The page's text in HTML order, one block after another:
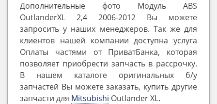
Дополнительные фото Модуль ABS
OutlanderXL 2,4 2006-2012 Вы можете
запросить у наших менеджеров. Так же для
клиентов нашей компании доступна услуга
Оплаты частями от ПриватБанка, которая
позволяет приобрести запчасть в рассрочку.
В нашем каталоге оригинальных б/у
запчастей Вы можете заказать, купить другие
запчасти для Mitsubishi Outlander ‎XL.